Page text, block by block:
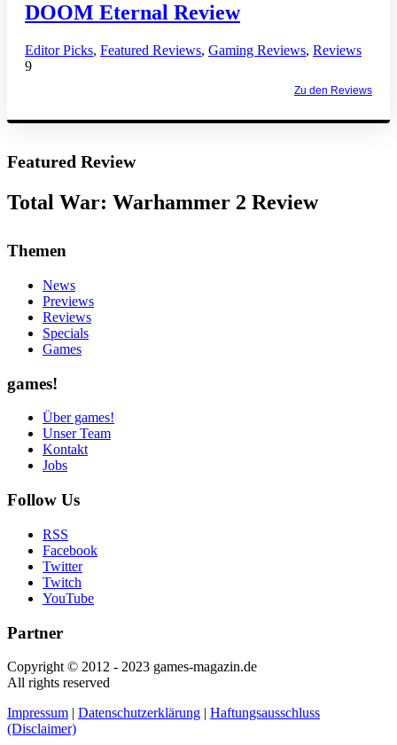
DOOM Eternal Review
Editor Picks, Featured Reviews, Gaming Reviews, Reviews
9
Zu den Reviews
Featured Review
Total War: Warhammer 2 Review
Themen
News
Previews
Reviews
Specials
Games
games!
Über games!
Unser Team
Kontakt
Jobs
Follow Us
RSS
Facebook
Twitter
Twitch
YouTube
Partner
Copyright © 2012 - 2023 games-magazin.de
All rights reserved
Impressum | Datenschutzerklärung | Haftungsausschluss
(Disclaimer)